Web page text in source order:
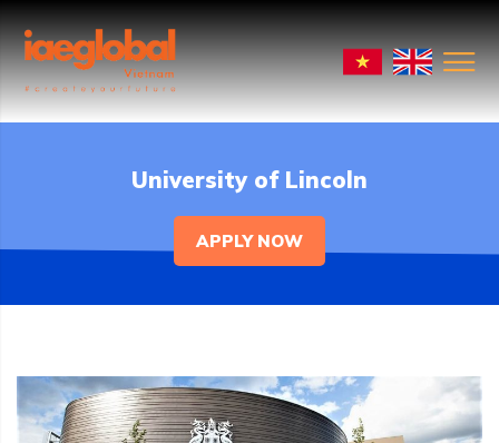
University of Lincoln
APPLY NOW